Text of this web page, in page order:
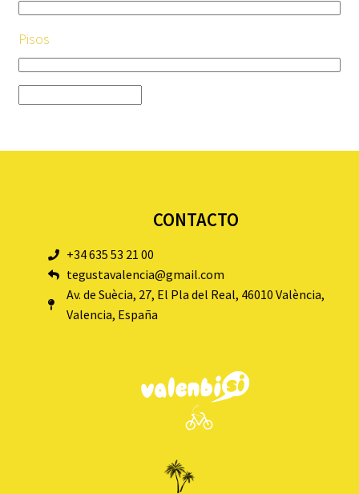
Pisos
CONTACTO
+34 635 53 21 00
tegustavalencia@gmail.com
Av. de Suècia, 27, El Pla del Real, 46010 València,
Valencia, España